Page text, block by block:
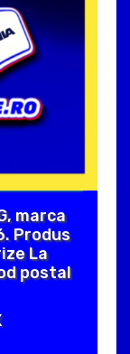
marca
Produs
La
postal